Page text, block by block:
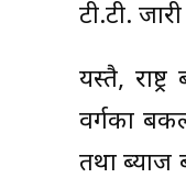
टी.टी.
यस्तै,
वर्गका
तथा